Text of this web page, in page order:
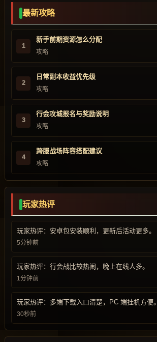
最新攻略
1
新手前期资源怎么分配
攻略
2
日常副本收益优先级
攻略
3
行会攻城报名与奖励说明
攻略
4
跨服战场阵容搭配建议
攻略
玩家热评
玩家热评：安卓包安装顺利，更新后活动更多。
5分钟前
玩家热评：行会战比较热闹，晚上在线人多。
1分钟前
玩家热评：多端下载入口清楚，PC 端挂机方便。
30秒前